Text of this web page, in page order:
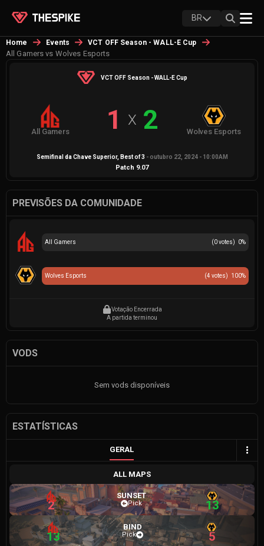
BR
Home Events VCT OFF Season - WALL-E Cup
All Gamers vs Wolves Esports
VCT OFF Season - WALL-E Cup
All Gamers 1 X 2 Wolves Esports
Semifinal da Chave Superior, Best of3 - outubro 22, 2024 - 10:00AM
Patch 9.07
PREVISÕES DA COMUNIDADE
(0votes) 0%
All Gamers
(4 votes) 100%
Wolves Esports
Votação Encerrada
A partida terminou
VODS
Sem vods disponíveis
ESTATÍSTICAS
GERAL
ALL MAPS
2
SUNSET
Pick 13
13
BIND
Pick 5